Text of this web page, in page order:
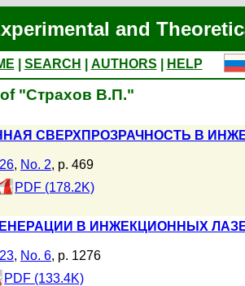
and
SEARCH AUTHORS
HELP
"Страхов В.П."
СВЕРХПРОЗРАЧНОСТЬ В
, No. 2, p. 469
PDF (178.2K)
В ИНЖЕКЦИОННЫХ
, No. 6, p. 1276
PDF (133.4K)